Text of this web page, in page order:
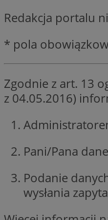
Redakcja portalu
* pola
Zgodnie z art. 13
z 04.05.2016)
Pani/Pana
Podanie
wysłania